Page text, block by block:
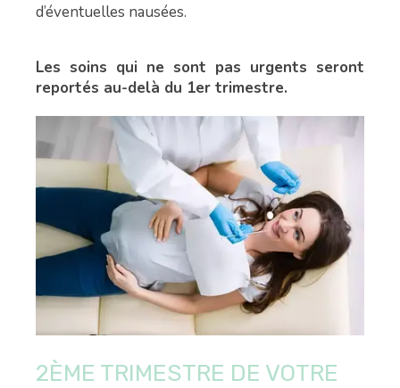
d’éventuelles nausées.
Les soins qui ne sont pas urgents seront
reportés au-delà du 1er trimestre.
2ÈME TRIMESTRE DE VOTRE